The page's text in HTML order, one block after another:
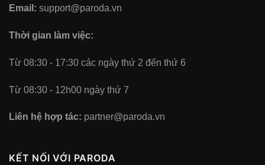
Email: support@paroda.vn
Thời gian làm việc:
Từ 08:30 - 17:30 các ngày thứ 2 đến thứ 6
Từ 08:30 - 12h00 ngày thứ 7
Liên hệ hợp tác: partner@paroda.vn
KẾT NỐI VỚI PARODA